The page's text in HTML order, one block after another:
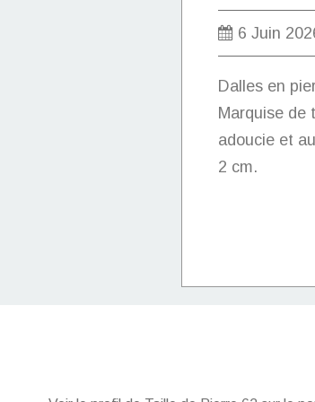
6 Juin
Dalles en
Marquise de
adoucie et
2 cm.